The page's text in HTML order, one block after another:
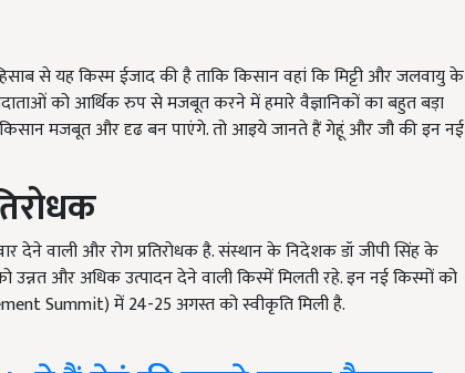
से यह किस्म ईजाद की है ताकि किसान वहां कि मिट्टी और जलवायु के
को आर्थिक रुप से मजबूत करने में हमारे वैज्ञानिकों का बहुत बड़ा
किसान मजबूत और दृढ बन पाएंगे. तो आइये जानते हैं गेहूं और जौ की इन नई
देने वाली और रोग प्रतिरोधक है. संस्थान के निदेशक डॉ जीपी सिंह के
उन्नत और अधिक उत्पादन देने वाली किस्में मिलती रहे. इन नई किस्मों को
Summit) में 24-25 अगस्त को स्वीकृति मिली है.